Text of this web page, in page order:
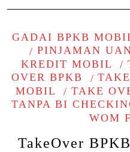
GADAI BPKB
PINJAMAN
KREDIT MOBIL
OVER BPKB
MOBIL
TAKE
TANPA BI
WOM
TakeOver